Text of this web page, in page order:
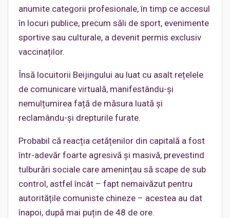
anumite categorii profesionale, în timp ce accesul
în locuri publice, precum săli de sport, evenimente
sportive sau culturale, a devenit permis exclusiv
vaccinaților.
Însă locuitorii Beijingului au luat cu asalt rețelele
de comunicare virtuală, manifestându-și
nemulțumirea față de măsura luată și
reclamându-și drepturile furate.
Probabil că reacția cetățenilor din capitală a fost
într-adevăr foarte agresivă și masivă, prevestind
tulburări sociale care amenințau să scape de sub
control, astfel încât – fapt nemaivăzut pentru
autoritățile comuniste chineze – acestea au dat
înapoi, după mai puțin de 48 de ore.